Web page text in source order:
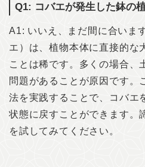
Q1: コバエが発生した鉢の
A1: いいえ、まだ間に合いま
エ）は、植物本体に直接的な
ことは稀です。多くの場合、
問題があることが原因です。
法を実践することで、コバエ
状態に戻すことができます。
を試してみてください。